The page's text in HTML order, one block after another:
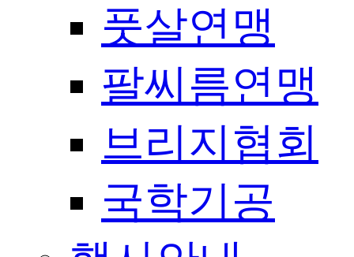
풋살연맹
팔씨름연맹
브리지협회
국학기공